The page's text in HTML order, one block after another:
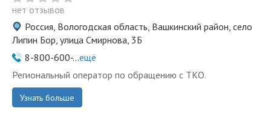
нет отзывов
Россия, Вологодская область, Вашкинский район, село
Липин Бор, улица Смирнова, 3Б
8-800-600-...ещё
Региональный оператор по обращению с ТКО.
Узнать больше